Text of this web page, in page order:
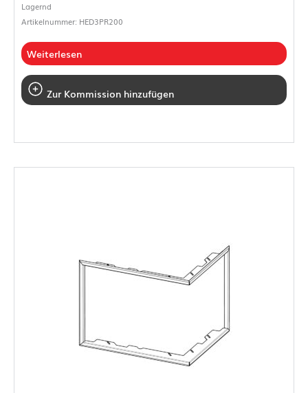
Lagernd
Artikelnummer: HED3PR200
Weiterlesen
Zur Kommission hinzufügen